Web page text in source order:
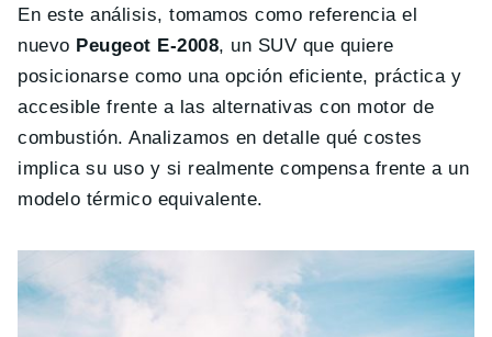
En este análisis, tomamos como referencia el
nuevo Peugeot E-2008, un SUV que quiere
posicionarse como una opción eficiente, práctica y
accesible frente a las alternativas con motor de
combustión. Analizamos en detalle qué costes
implica su uso y si realmente compensa frente a un
modelo térmico equivalente.